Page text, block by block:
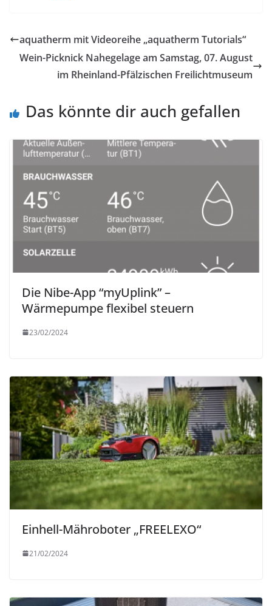
aquatherm mit Videoreihe „aquatherm Tutorials“
Wein-Picknick Nahegelage am Samstag, 07. August
im Rheinland-Pfälzischen Freilichtmuseum
Das könnte dir auch gefallen
Die Nibe-App “myUplink” –
Wärmepumpe flexibel steuern
23/02/2024
Einhell-Mähroboter „FREELEXO“
21/02/2024